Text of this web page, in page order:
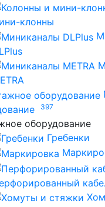
клонны
397
оборудование
Гребенки